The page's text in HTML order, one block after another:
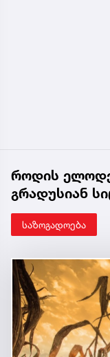
როდის
გრადუსიან
საზოგადოება